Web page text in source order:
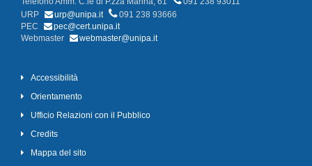
URP
urp@unipa.it
091 238 93666
PEC
pec@cert.unipa.it
Webmaster
webmaster@unipa.it
Accessibilità
Orientamento
Ufficio Relazioni con il Pubblico
Credits
Mappa del sito